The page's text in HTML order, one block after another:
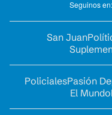
Seguinos en:
San Juan
PolicialesPasión
El Mundo